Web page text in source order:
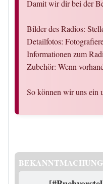
Damit wir dir bei der
Bilder des Radios:
Detailfotos:
Informationen zum
Zubehör: Wenn
So können wir uns ein